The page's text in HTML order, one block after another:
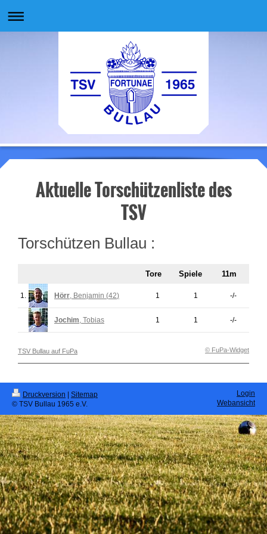
Aktuelle Torschützenliste des
TSV
Torschützen Bullau :
Tore Spiele 11m
1. Hörr, Benjamin (42) 1 1 -/-
Jochim, Tobias 1 1 -/-
© FuPa-Widget
TSV Bullau auf FuPa
Druckversion | Sitemap
© TSV Bullau 1965 e.V.
Login
Webansicht